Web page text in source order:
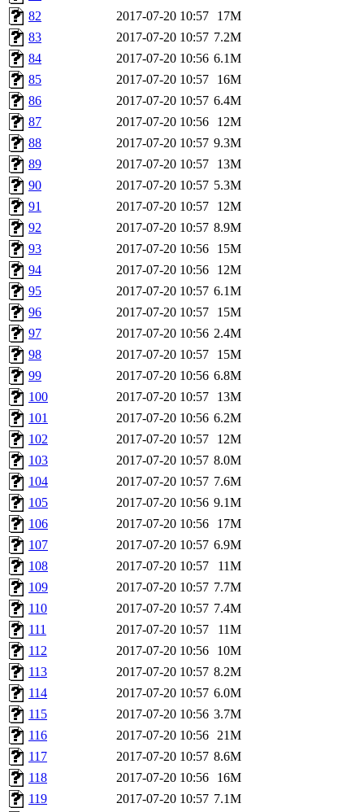
82
2017-07-20 10:57
17M
83
2017-07-20 10:57 7.2M
84
2017-07-20 10:56 6.1M
85
2017-07-20 10:57
16M
86
2017-07-20 10:57 6.4M
87
2017-07-20 10:56
12M
88
2017-07-20 10:57 9.3M
89
2017-07-20 10:57
13M
90
2017-07-20 10:57 5.3M
91
2017-07-20 10:57
12M
92
2017-07-20 10:57 8.9M
93
2017-07-20 10:56
15M
94
2017-07-20 10:56
12M
95
2017-07-20 10:57 6.1M
96
2017-07-20 10:57
15M
97
2017-07-20 10:56 2.4M
98
2017-07-20 10:57
15M
99
2017-07-20 10:56 6.8M
100
2017-07-20 10:57
13M
101
2017-07-20 10:56 6.2M
102
2017-07-20 10:57
12M
103
2017-07-20 10:57 8.0M
104
2017-07-20 10:57 7.6M
105
2017-07-20 10:56 9.1M
106
2017-07-20 10:56
17M
107
2017-07-20 10:57 6.9M
108
2017-07-20 10:57
11M
109
2017-07-20 10:57 7.7M
110
2017-07-20 10:57 7.4M
111
2017-07-20 10:57
11M
112
2017-07-20 10:56
10M
113
2017-07-20 10:57 8.2M
114
2017-07-20 10:57 6.0M
115
2017-07-20 10:56 3.7M
116
2017-07-20 10:56 21M
117
2017-07-20 10:57 8.6M
118
2017-07-20 10:56
16M
119
2017-07-20 10:57 7.1M